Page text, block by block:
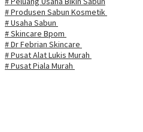
# Produsen Sabun Kosmetik
# Usaha Sabun
# Skincare Bpom
# Dr Febrian Skincare
# Pusat Alat Lukis Murah
# Pusat Piala Murah